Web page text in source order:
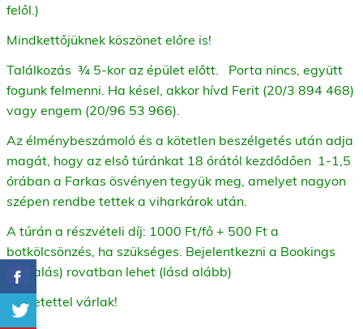
felől.)
Mindkettőjüknek köszönet előre is!
Találkozás ¾ 5-kor az épület előtt. Porta nincs, együtt
fogunk felmenni. Ha késel, akkor hívd Ferit (20/3 894 468)
vagy engem (20/96 53 966).
Az élménybeszámoló és a kötetlen beszélgetés után adja
magát, hogy az első túránkat 18 órától kezdődően 1-1,5
órában a Farkas ösvényen tegyük meg, amelyet nagyon
szépen rendbe tettek a viharkárok után.
A túrán a részvételi díj: 1000 Ft/fő + 500 Ft a
botkölcsönzés, ha szükséges. Bejelentkezni a Bookings
(foglalás) rovatban lehet (lásd alább)
Szeretettel várlak!